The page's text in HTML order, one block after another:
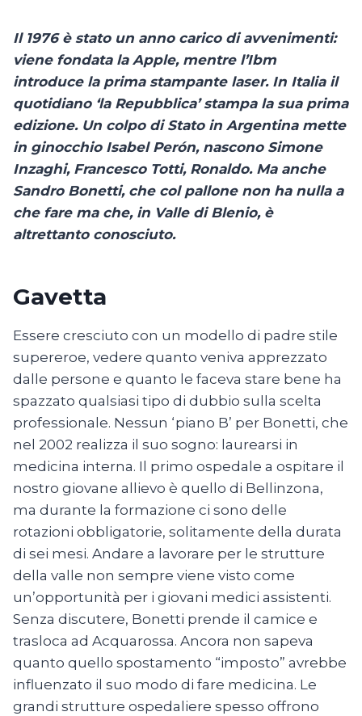
Il 1976 è stato un anno carico di avvenimenti:
viene fondata la Apple, mentre l’Ibm
introduce la prima stampante laser. In Italia il
quotidiano ‘la Repubblica’ stampa la sua prima
edizione. Un colpo di Stato in Argentina mette
in ginocchio Isabel Perón, nascono Simone
Inzaghi, Francesco Totti, Ronaldo. Ma anche
Sandro Bonetti, che col pallone non ha nulla a
che fare ma che, in Valle di Blenio, è
altrettanto conosciuto.
Gavetta
Essere cresciuto con un modello di padre stile
supereroe, vedere quanto veniva apprezzato
dalle persone e quanto le faceva stare bene ha
spazzato qualsiasi tipo di dubbio sulla scelta
professionale. Nessun ‘piano B’ per Bonetti, che
nel 2002 realizza il suo sogno: laurearsi in
medicina interna. Il primo ospedale a ospitare il
nostro giovane allievo è quello di Bellinzona,
ma durante la formazione ci sono delle
rotazioni obbligatorie, solitamente della durata
di sei mesi. Andare a lavorare per le strutture
della valle non sempre viene visto come
un’opportunità per i giovani medici assistenti.
Senza discutere, Bonetti prende il camice e
trasloca ad Acquarossa. Ancora non sapeva
quanto quello spostamento “imposto” avrebbe
influenzato il suo modo di fare medicina. Le
grandi strutture ospedaliere spesso offrono